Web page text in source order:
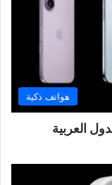
هواتف ذكية